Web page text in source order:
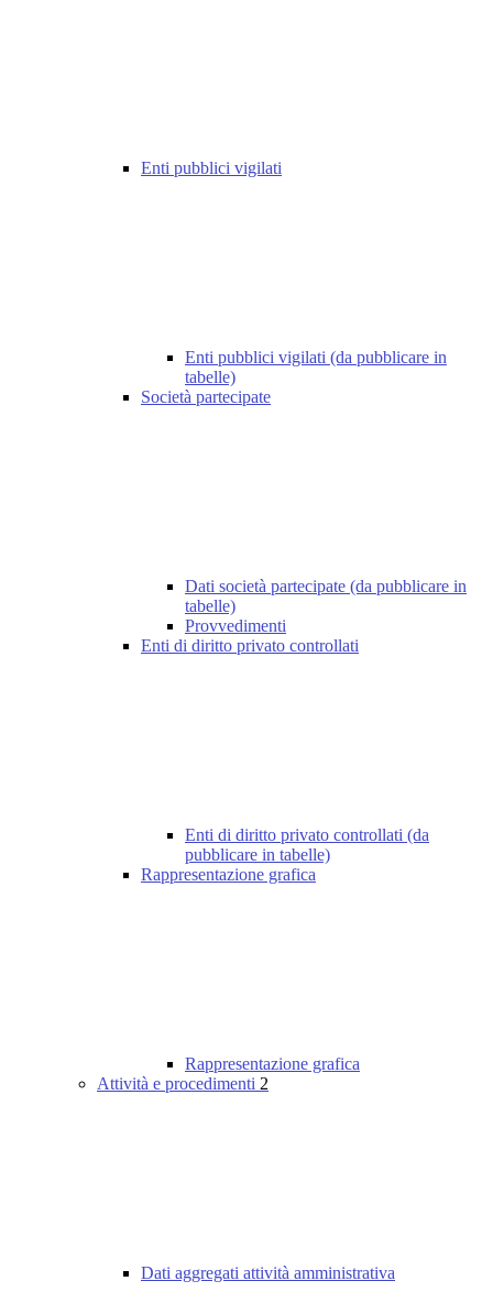
Enti pubblici vigilati
Enti pubblici vigilati (da pubblicare in
tabelle)
Società partecipate
Dati società partecipate (da pubblicare in
tabelle)
Provvedimenti
Enti di diritto privato controllati
Enti di diritto privato controllati (da
pubblicare in tabelle)
Rappresentazione grafica
Rappresentazione grafica
Attività e procedimenti 2
Dati aggregati attività amministrativa